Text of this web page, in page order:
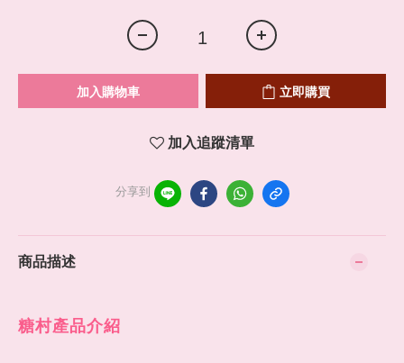
加入購物車 立即購買
加入追蹤清單
分享到
商品描述
糖村產品介紹